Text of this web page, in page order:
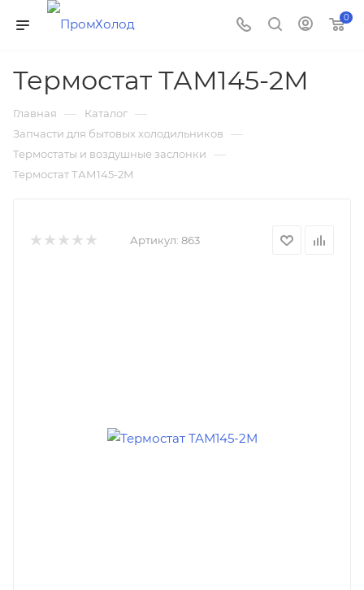
0
Термостат ТАМ145-2М
Главная — Каталог —
Запчасти для бытовых холодильников —
Термостаты и воздушные заслонки —
Термостат ТАМ145-2М
Артикул: 863